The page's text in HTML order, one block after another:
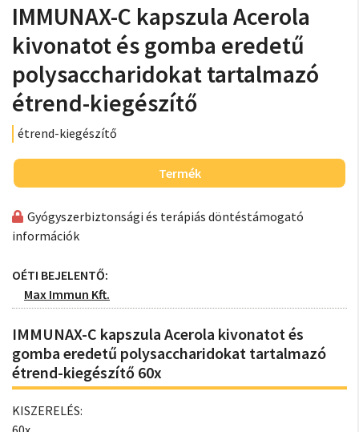
IMMUNAX-C kapszula Acerola
kivonatot és gomba eredetű
polysaccharidokat tartalmazó
étrend-kiegészítő
étrend-kiegészítő
Termék
Gyógyszerbiztonsági és terápiás döntéstámogató
információk
OÉTI BEJELENTŐ:
Max Immun Kft.
IMMUNAX-C kapszula Acerola kivonatot és
gomba eredetű polysaccharidokat tartalmazó
étrend-kiegészítő 60x
KISZERELÉS: